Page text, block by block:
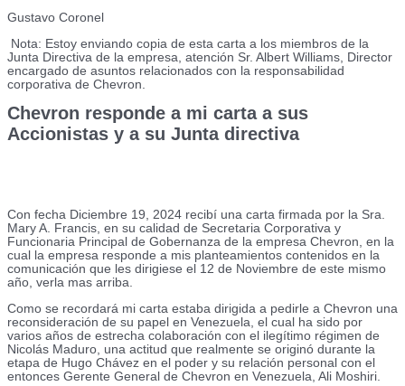
Gustavo Coronel
Nota: Estoy enviando copia de esta carta a los miembros de la
Junta Directiva de la empresa, atención Sr. Albert Williams, Director
encargado de asuntos relacionados con la responsabilidad
corporativa de Chevron.
Chevron responde a mi carta a sus
Accionistas y a su Junta directiva
Con fecha Diciembre 19, 2024 recibí una carta firmada por la Sra.
Mary A. Francis, en su calidad de Secretaria Corporativa y
Funcionaria Principal de Gobernanza de la empresa Chevron, en la
cual la empresa responde a mis planteamientos contenidos en la
comunicación que les dirigiese el 12 de Noviembre de este mismo
año, verla mas arriba.
Como se recordará mi carta estaba dirigida a pedirle a Chevron una
reconsideración de su papel en Venezuela, el cual ha sido por
varios años de estrecha colaboración con el ilegítimo régimen de
Nicolás Maduro, una actitud que realmente se originó durante la
etapa de Hugo Chávez en el poder y su relación personal con el
entonces Gerente General de Chevron en Venezuela, Ali Moshiri.